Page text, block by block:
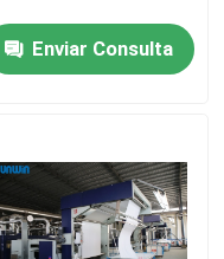
textil
Enviar Consulta